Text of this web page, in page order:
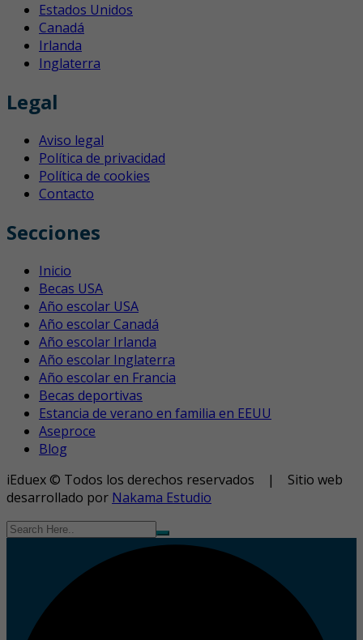
Estados Unidos
Canadá
Irlanda
Inglaterra
Legal
Aviso legal
Política de privacidad
Política de cookies
Contacto
Secciones
Inicio
Becas USA
Año escolar USA
Año escolar Canadá
Año escolar Irlanda
Año escolar Inglaterra
Año escolar en Francia
Becas deportivas
Estancia de verano en familia en EEUU
Aseproce
Blog
iEduex © Todos los derechos reservados | Sitio web
desarrollado por Nakama Estudio